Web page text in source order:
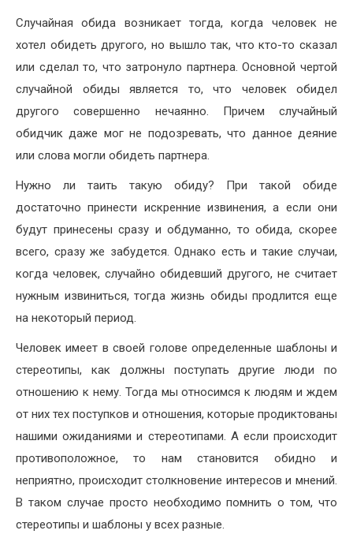
Случайная обида возникает тогда, когда человек не
хотел обидеть другого, но вышло так, что кто-то сказал
или сделал то, что затронуло партнера. Основной чертой
случайной обиды является то, что человек обидел
другого совершенно нечаянно. Причем случайный
обидчик даже мог не подозревать, что данное деяние
или слова могли обидеть партнера.
Нужно ли таить такую обиду? При такой обиде
достаточно принести искренние извинения, а если они
будут принесены сразу и обдуманно, то обида, скорее
всего, сразу же забудется. Однако есть и такие случаи,
когда человек, случайно обидевший другого, не считает
нужным извиниться, тогда жизнь обиды продлится еще
на некоторый период.
Человек имеет в своей голове определенные шаблоны и
стереотипы, как должны поступать другие люди по
отношению к нему. Тогда мы относимся к людям и ждем
от них тех поступков и отношения, которые продиктованы
нашими ожиданиями и стереотипами. А если происходит
противоположное, то нам становится обидно и
неприятно, происходит столкновение интересов и мнений.
В таком случае просто необходимо помнить о том, что
стереотипы и шаблоны у всех разные.